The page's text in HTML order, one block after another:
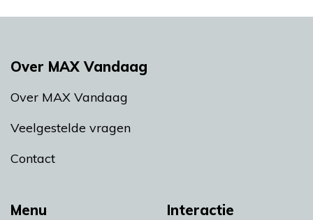
Menu Interactie
Over MAX Vandaag
Over MAX Vandaag
Veelgestelde vragen
Contact